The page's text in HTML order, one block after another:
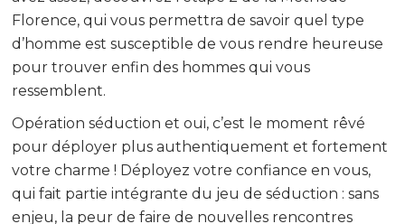
Florence, qui vous permettra de savoir quel type
d’homme est susceptible de vous rendre heureuse
pour trouver enfin des hommes qui vous
ressemblent.
Opération séduction et oui, c’est le moment rêvé
pour déployer plus authentiquement et fortement
votre charme ! Déployez votre confiance en vous,
qui fait partie intégrante du jeu de séduction : sans
enjeu, la peur de faire de nouvelles rencontres